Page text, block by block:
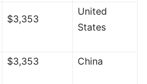
$3,353
United
States
$3,353 China